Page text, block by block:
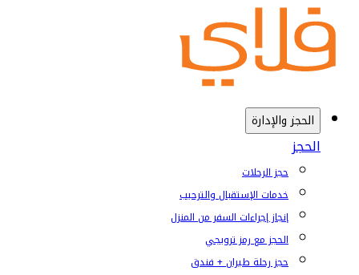
الحجز والإدارة
الحجز
حجز الرحلات
خدمات الإستقبال والترحيب
إنجاز إجراءات السفر من المنزل
الحجز مع رمز ترويجي
حجز رحلة طيران + فندق